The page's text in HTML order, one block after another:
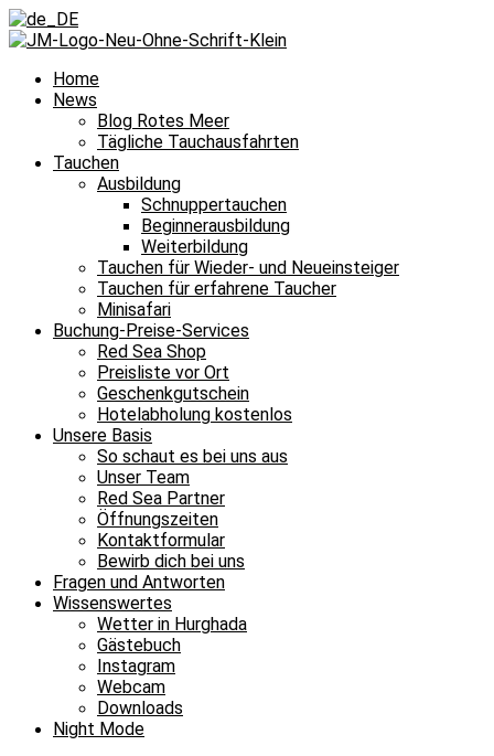
Home
News
Blog Rotes Meer
Tägliche Tauchausfahrten
Tauchen
Ausbildung
Schnuppertauchen
Beginnerausbildung
Weiterbildung
Tauchen für Wieder- und Neueinsteiger
Tauchen für erfahrene Taucher
Minisafari
Buchung-Preise-Services
Red Sea Shop
Preisliste vor Ort
Geschenkgutschein
Hotelabholung kostenlos
Unsere Basis
So schaut es bei uns aus
Unser Team
Red Sea Partner
Öffnungszeiten
Kontaktformular
Bewirb dich bei uns
Fragen und Antworten
Wissenswertes
Wetter in Hurghada
Gästebuch
Instagram
Webcam
Downloads
Night Mode